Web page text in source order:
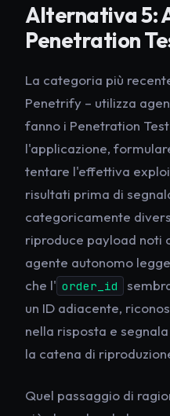
Alternativa 5:
Penetration
La categoria più
Penetrify – utilizza
fanno i Penetration
l'applicazione,
tentare l'effettiva
risultati prima di
categoricamente
riproduce payload noti
agente autonomo
che l' order_id
un ID adiacente,
nella risposta e
la catena di
Quel passaggio di